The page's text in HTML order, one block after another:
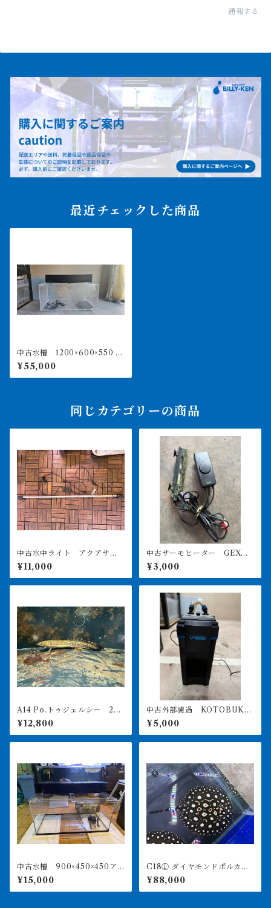
通報する
最近チェックした商品
中古水槽 1200×600×550 オ
ールクリア水槽 上部濾過セ
ット 引取or納品
¥55,000
同じカテゴリーの商品
中古水中ライト アクアサン
¥11,000
中古サーモヒーター GEXサ
ーモ&300Wヒーターセット
引き取り限定
¥3,000
A14 Po.トゥジェルシー 20
㎝前後
¥12,800
中古外部濾過 KOTOBUKI
POWERBOX V1200 引き取
り限定
¥5,000
中古水槽 900×450×450ア
クリル水槽 上部濾過セット
¥15,000
C18① ダイヤモンドポルカ
アルビノヘテロ 体盤16㎝前
後 ♀
¥88,000